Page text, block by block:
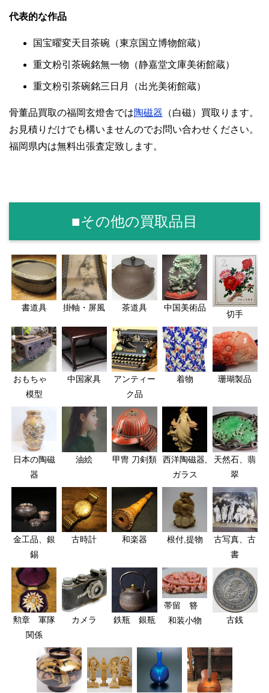
代表的な作品
国宝曜変天目茶碗（東京国立博物館蔵）
重文粉引茶碗銘無一物（静嘉堂文庫美術館蔵）
重文粉引茶碗銘三日月（出光美術館蔵）
骨董品買取の福岡玄燈舎では陶磁器 （白磁）買取ります。
お見積りだけでも構いませんのでお問い合わせください。
福岡県内は無料出張査定致します。
■その他の買取品目
書道具 掛軸・屏風 茶道具 中国美術品
切手
おもちゃ
模型
中国家具
アンティー
ク品
着物 珊瑚製品
日本の陶磁
器
油絵 甲冑 刀剣類
西洋陶磁器,
ガラス
天然石、翡
翠
金工品、銀
錫
古時計 和楽器 根付,提物
古写真、古
書
勲章 軍隊
関係
カメラ 鉄瓶 銀瓶
帯留 簪
和装小物
古銭